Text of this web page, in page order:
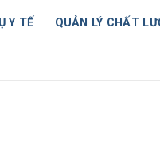
Y TẾ QUẢN LÝ CHẤT